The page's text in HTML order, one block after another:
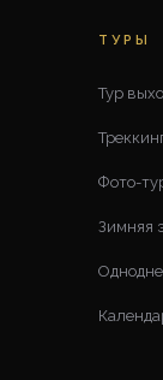
ТУРЫ
Тур
Фото-
Зимняя